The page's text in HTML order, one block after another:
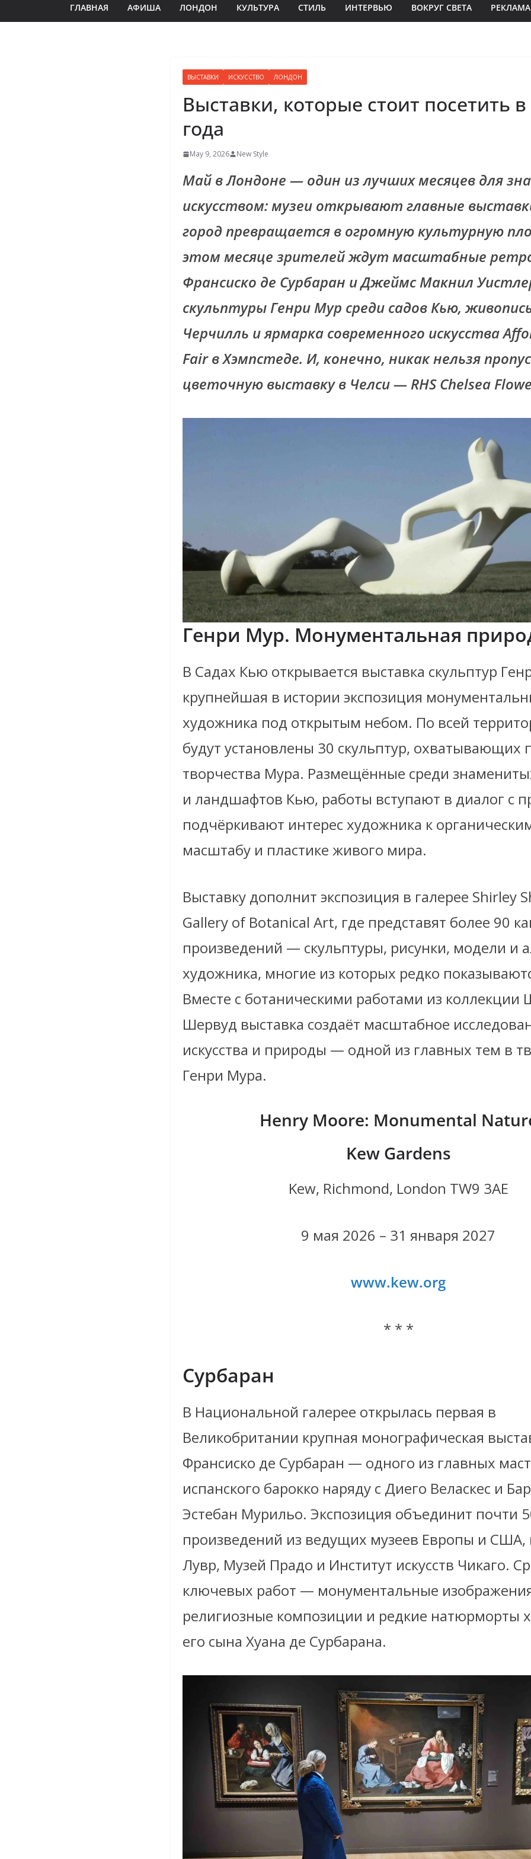
ГЛАВНАЯ АФИША ЛОНДОН КУЛЬТУРА СТИЛЬ ИНТЕРВЬЮ ВОКРУГ СВЕТА РЕКЛАМА
ВЫСТАВКИ ИСКУССТВО ЛОНДОН
Выставки, которые стоит посетить
года
May 9, 2026 New Style
Май в Лондоне — один из лучших месяцев для
искусством: музеи открывают главные
город превращается в огромную культурную
этом месяце зрителей ждут масштабные
Франсиско де Сурбаран и Джеймс Макнил
скульптуры Генри Мур среди садов Кью,
Черчилль и ярмарка современного искусства
Fair в Хэмпстеде. И, конечно, никак нельзя
цветочную выставку в Челси — RHS Chelsea
Генри Мур. Монументальная
В Садах Кью открывается выставка скульптур
крупнейшая в истории экспозиция
художника под открытым небом. По всей
будут установлены 30 скульптур, охватывающих
творчества Мура. Размещённые среди
и ландшафтов Кью, работы вступают в диалог с
подчёркивают интерес художника к
масштабу и пластике живого мира.
Выставку дополнит экспозиция в галерее Shirley
Gallery of Botanical Art, где представят более 90
произведений — скульптуры, рисунки, модели и
художника, многие из которых редко
Вместе с ботаническими работами из коллекции
Шервуд выставка создаёт масштабное
искусства и природы — одной из главных тем в
Генри Мура.
Henry Moore: Monumental
Kew Gardens
Kew, Richmond, London TW9 3AE
9 мая 2026 – 31 января 2027
www.kew.org
* * *
Сурбаран
В Национальной галерее открылась первая в
Великобритании крупная монографическая
Франсиско де Сурбаран — одного из главных
испанского барокко наряду с Диего Веласкес и
Эстебан Мурильо. Экспозиция объединит почти
произведений из ведущих музеев Европы и США,
Лувр, Музей Прадо и Институт искусств Чикаго.
ключевых работ — монументальные
религиозные композиции и редкие натюрморты
его сына Хуана де Сурбарана.